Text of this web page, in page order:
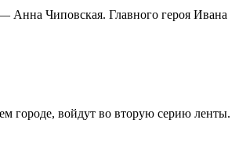
— Анна Чиповская. Главного героя Ивана
городе, войдут во вторую серию ленты.